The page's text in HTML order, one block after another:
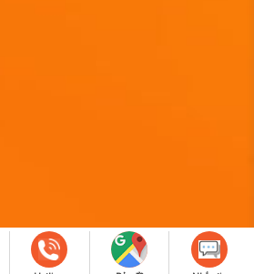
DOANH NGHIỆP EPVINA